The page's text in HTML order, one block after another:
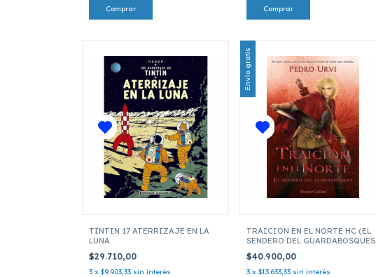
TINTIN 17 ATERRIZAJE EN LA
LUNA
$29.710,00
3 x $9.903,33 sin interés
Envío gratis
TRAICION EN EL NORTE HC (EL
SENDERO DEL GUARDABOSQUES
$40.900,00
3 x $13.633,33 sin interés